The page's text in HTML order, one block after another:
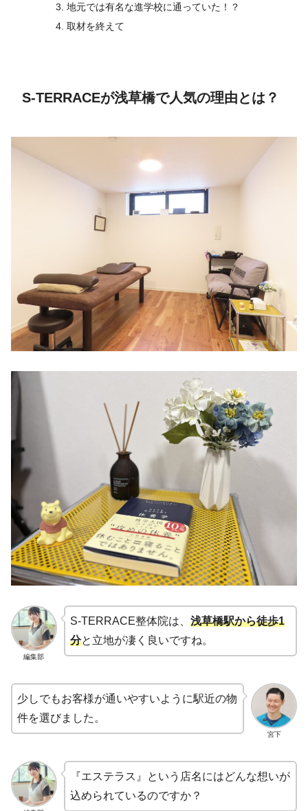
地元では有名な進学校に通っていた！？
取材を終えて
S-TERRACEが浅草橋で人気の理由とは？
編集部
S-TERRACE整体院は、 浅草橋駅から徒歩1
分と立地が凄く良いですね。
宮下
少しでもお客様が通いやすいように駅近の物
件を選びました。
『エステラス』という店名にはどんな想いが
込められているのですか？